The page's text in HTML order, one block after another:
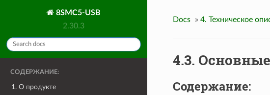
8SMC5-USB
2.30.3
СОДЕРЖАНИЕ:
1. О продукте
Docs » 4. Техническое
4.3.
Содержание: